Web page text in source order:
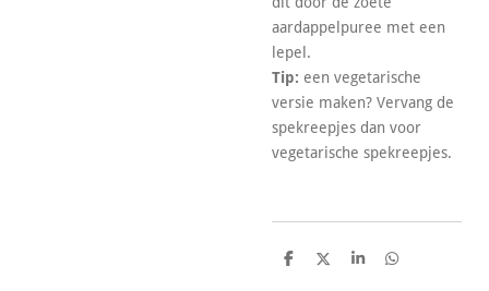
aardappelpuree met een
lepel.
Tip: een vegetarische
versie maken? Vervang de
spekreepjes dan voor
vegetarische spekreepjes.
D
D
S
D